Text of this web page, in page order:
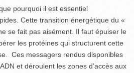
pourquoi il est essentiel
Cette transition énergétique du «
se fait pas aisément. Il faut épuiser le
les protéines qui structurent cette
Ces messagers rendus disponibles
et déroulent les zones d’accès aux